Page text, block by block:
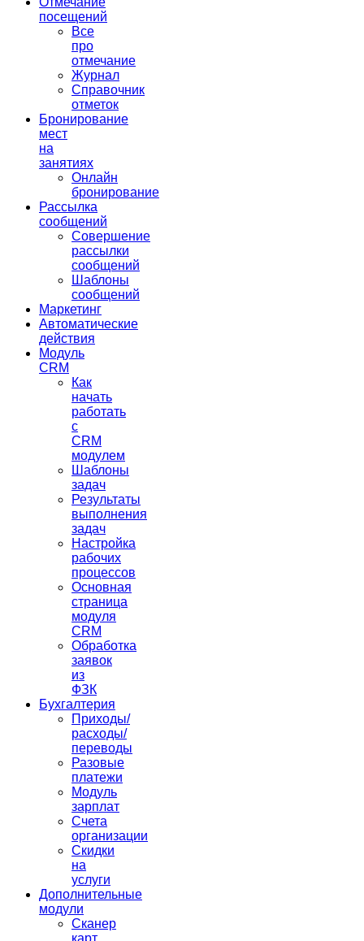
посещений
Все
про
отмечание
Журнал
Справочник
отметок
Бронирование
мест
на
занятиях
Онлайн
бронирование
Рассылка
сообщений
Совершение
рассылки
сообщений
Шаблоны
сообщений
Маркетинг
Автоматические
действия
Модуль
CRM
Как
начать
работать
с
CRM
модулем
Шаблоны
задач
Результаты
выполнения
задач
Настройка
рабочих
процессов
Основная
страница
модуля
CRM
Обработка
заявок
из
ФЗК
Бухгалтерия
Приходы/
расходы/
переводы
Разовые
платежи
Модуль
зарплат
Счета
организации
Скидки
на
услуги
Дополнительные
модули
Сканер
карт